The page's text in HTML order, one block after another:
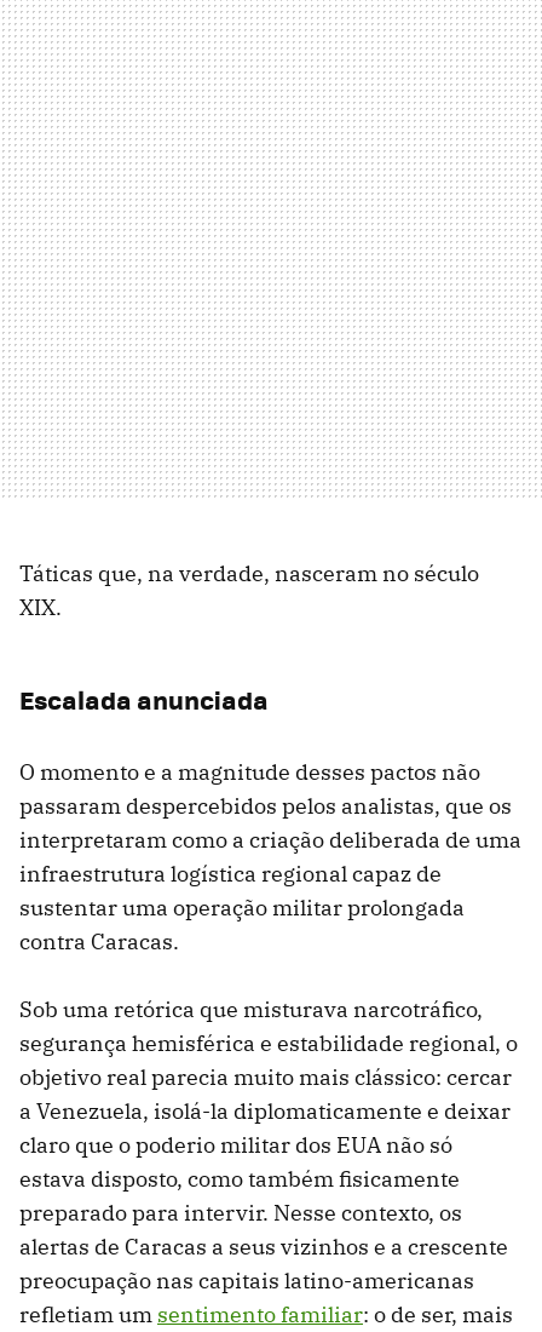
Táticas que, na verdade, nasceram no século
XIX.
Escalada anunciada
O momento e a magnitude desses pactos não
passaram despercebidos pelos analistas, que os
interpretaram como a criação deliberada de uma
infraestrutura logística regional capaz de
sustentar uma operação militar prolongada
contra Caracas.
Sob uma retórica que misturava narcotráfico,
segurança hemisférica e estabilidade regional, o
objetivo real parecia muito mais clássico: cercar
a Venezuela, isolá-la diplomaticamente e deixar
claro que o poderio militar dos EUA não só
estava disposto, como também fisicamente
preparado para intervir. Nesse contexto, os
alertas de Caracas a seus vizinhos e a crescente
preocupação nas capitais latino-americanas
refletiam um sentimento familiar: o de ser, mais